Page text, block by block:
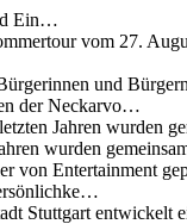
Ein…
vom 27.
und
der Neckarvo…
Jahren wurden
wurden
von Entertainment
Stuttgart